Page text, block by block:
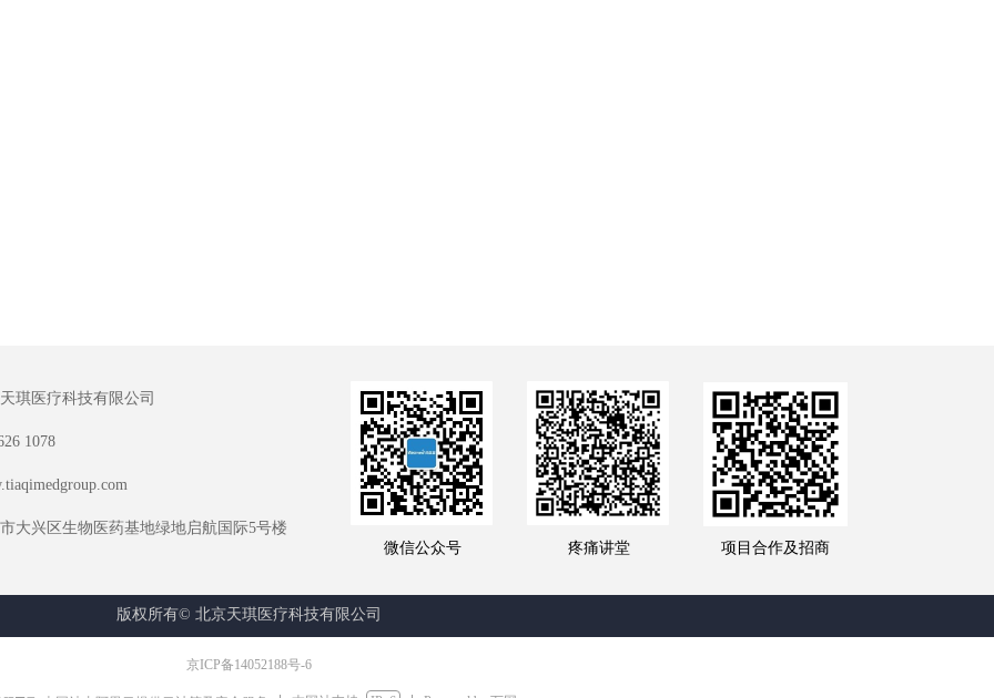
微信公众号
琪医疗科技有限公司
1078
大兴区生物医药基地绿地启航国际5号楼
疼痛讲堂 项目合作及招商
版权所有© 北京天琪医疗科技有限公司
京ICP备14052188号-6